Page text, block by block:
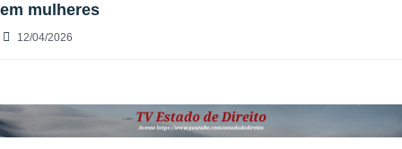
em mulheres
12/04/2026